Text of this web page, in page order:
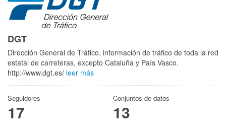
DGT
Dirección General de Tráfico, información de tráfico de toda la red
estatal de carreteras, excepto Cataluña y País Vasco.
http://www.dgt.es/ leer más
Seguidores
17
Conjuntos de datos
13